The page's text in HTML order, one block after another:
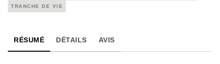
TRANCHE DE VIE
RÉSUMÉ DÉTAILS AVIS